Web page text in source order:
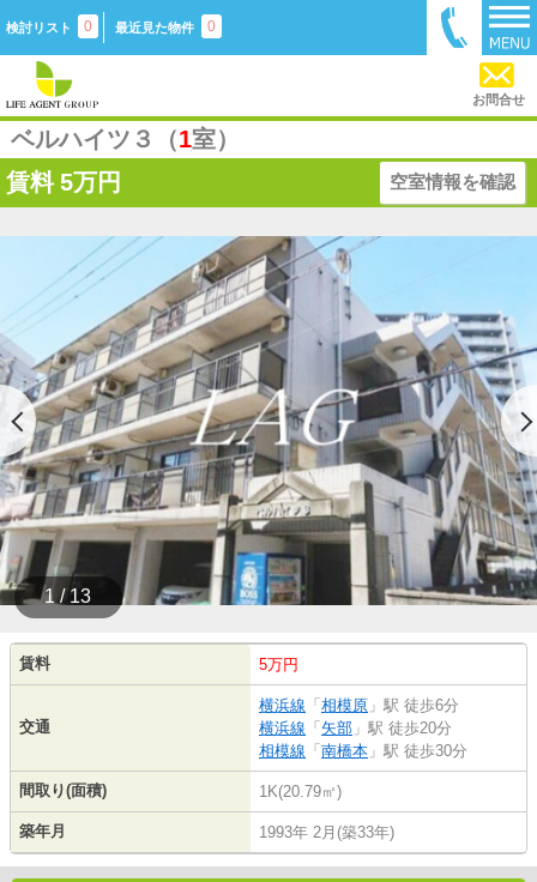
検討リスト 0 最近見た物件 0
お問合せ
ベルハイツ３（1室）
賃料 5万円 空室情報を確認
1 / 13
賃料 5万円
交通
横浜線 「 相模原 」駅 徒歩6分
横浜線 「 矢部 」駅 徒歩20分
相模線 「 南橋本 」駅 徒歩30分
間取り(面積) 1K(20.79㎡)
築年月 1993年 2月(築33年)